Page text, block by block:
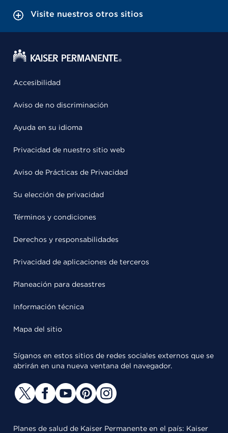
Visite nuestros otros sitios
Accesibilidad
Aviso de no discriminación
Ayuda en su idioma
Privacidad de nuestro sitio web
Aviso de Prácticas de Privacidad
Su elección de privacidad
Términos y condiciones
Derechos y responsabilidades
Privacidad de aplicaciones de terceros
Planeación para desastres
Información técnica
Mapa del sitio
Síganos en estos sitios de redes sociales externos que se
abrirán en una nueva ventana del navegador.
Planes de salud de Kaiser Permanente en el país: Kaiser